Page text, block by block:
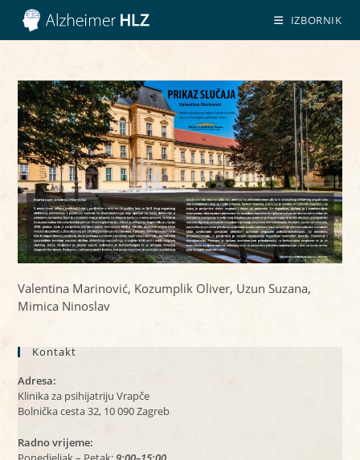
Preskoči
sadržaj
IZBORNIK
Valentina Marinović, Kozumplik Oliver, Uzun Suzana,
Mimica Ninoslav
Kontakt
Adresa:
Klinika za psihijatriju Vrapče
Bolnička cesta 32, 10 090 Zagreb
Radno vrijeme: